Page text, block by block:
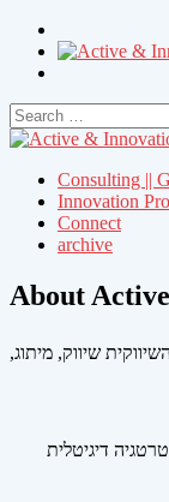
Search
for:
Consulting ||
Innovation
Connect
archive
About
שיווק, מיתוג,